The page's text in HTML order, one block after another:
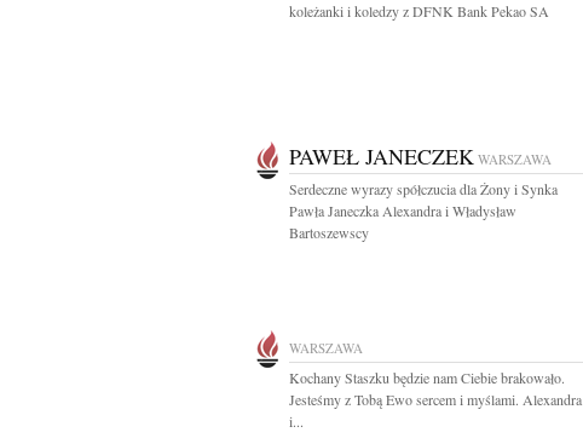
koleżanki i koledzy z DFNK Bank Pekao SA
PAWEŁ JANECZEK WARSZAWA
Serdeczne wyrazy spółczucia dla Żony i Synka
Pawła Janeczka Alexandra i Władysław
Bartoszewscy
WARSZAWA
Kochany Staszku będzie nam Ciebie brakowało.
Jesteśmy z Tobą Ewo sercem i myślami. Alexandra
i...